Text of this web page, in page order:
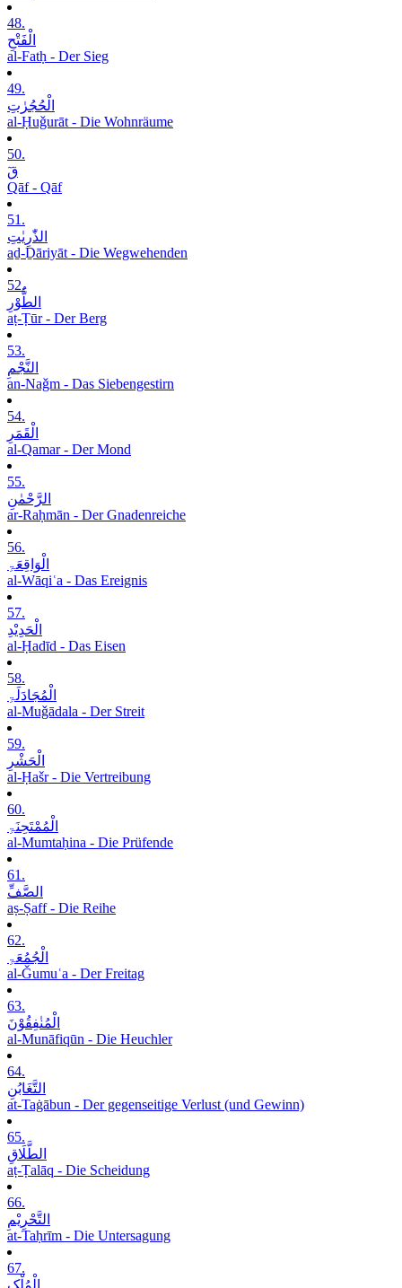
48.
الْفَتْحِ
al-Fatḥ - Der Sieg
49.
الْحُجُرٰتِ
al-Ḥuǧurāt - Die Wohnräume
50.
قٓ
Qāf - Qāf
51.
الذّٰرِیٰتِ
aḏ-Ḏāriyāt - Die Wegwehenden
52.
الطُّوْرِ
aṭ-Ṭūr - Der Berg
53.
النَّجْمِ
an-Naǧm - Das Siebengestirn
54.
الْقَمَرِ
al-Qamar - Der Mond
55.
الرَّحْمٰنِ
ar-Raḥmān - Der Gnadenreiche
56.
الْوَاقِعَۃِ
al-Wāqiʿa - Das Ereignis
57.
الْحَدِیْدِ
al-Ḥadīd - Das Eisen
58.
الْمُجَادَلَۃِ
al-Muǧādala - Der Streit
59.
الْحَشْرِ
al-Ḥašr - Die Vertreibung
60.
الْمُمْتَحِنَۃِ
al-Mumtaḥina - Die Prüfende
61.
الصَّفِّ
aṣ-Ṣaff - Die Reihe
62.
الْجُمُعَۃِ
al-Ǧumuʿa - Der Freitag
63.
الْمُنٰفِقُوْنَ
al-Munāfiqūn - Die Heuchler
64.
التَّغَابُنِ
at-Taġābun - Der gegenseitige Verlust (und Gewinn)
65.
الطَّلَاقِ
aṭ-Ṭalāq - Die Scheidung
66.
التَّحْرِیْمِ
at-Taḥrīm - Die Untersagung
67.